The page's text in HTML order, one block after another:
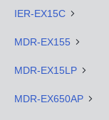
IER-EX15C
MDR-EX155
MDR-EX15LP
MDR-EX650AP